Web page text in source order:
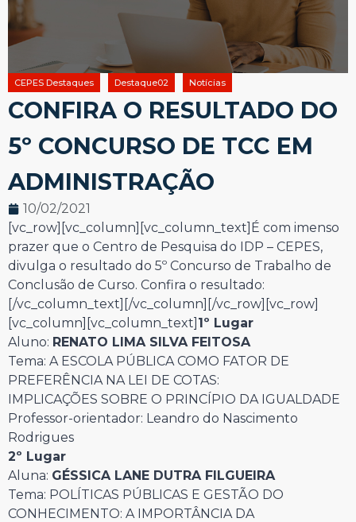
CEPES Destaques Destaque02 Notícias
CONFIRA O RESULTADO DO
5º CONCURSO DE TCC EM
ADMINISTRAÇÃO
10/02/2021
[vc_row][vc_column][vc_column_text]É com imenso
prazer que o Centro de Pesquisa do IDP – CEPES,
divulga o resultado do 5º Concurso de Trabalho de
Conclusão de Curso. Confira o resultado:
[/vc_column_text][/vc_column][/vc_row][vc_row]
[vc_column][vc_column_text] 1º Lugar
Aluno: RENATO LIMA SILVA FEITOSA
Tema: A ESCOLA PÚBLICA COMO FATOR DE
PREFERÊNCIA NA LEI DE COTAS:
IMPLICAÇÕES SOBRE O PRINCÍPIO DA IGUALDADE
Professor-orientador: Leandro do Nascimento
Rodrigues
2º Lugar
Aluna: GÉSSICA LANE DUTRA FILGUEIRA
Tema: POLÍTICAS PÚBLICAS E GESTÃO DO
CONHECIMENTO: A IMPORTÂNCIA DA